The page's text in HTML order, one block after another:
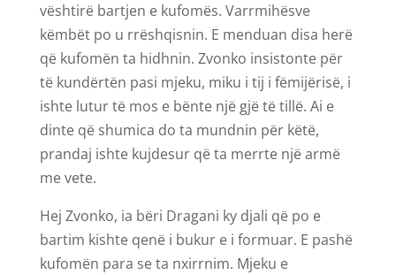
vështirë bartjen e kufomës. Varrmihësve
këmbët po u rrëshqisnin. E menduan disa herë
që kufomën ta hidhnin. Zvonko insistonte për
të kundërtën pasi mjeku, miku i tij i fëmijërisë, i
ishte lutur të mos e bënte një gjë të tillë. Ai e
dinte që shumica do ta mundnin për këtë,
prandaj ishte kujdesur që ta merrte një armë
me vete.
Hej Zvonko, ia bëri Dragani ky djali që po e
bartim kishte qenë i bukur e i formuar. E pashë
kufomën para se ta nxirrnim. Mjeku e